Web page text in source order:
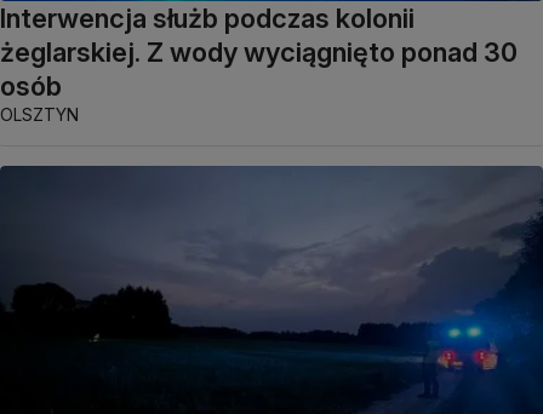
Interwencja służb podczas kolonii
żeglarskiej. Z wody wyciągnięto ponad 30
osób
OLSZTYN